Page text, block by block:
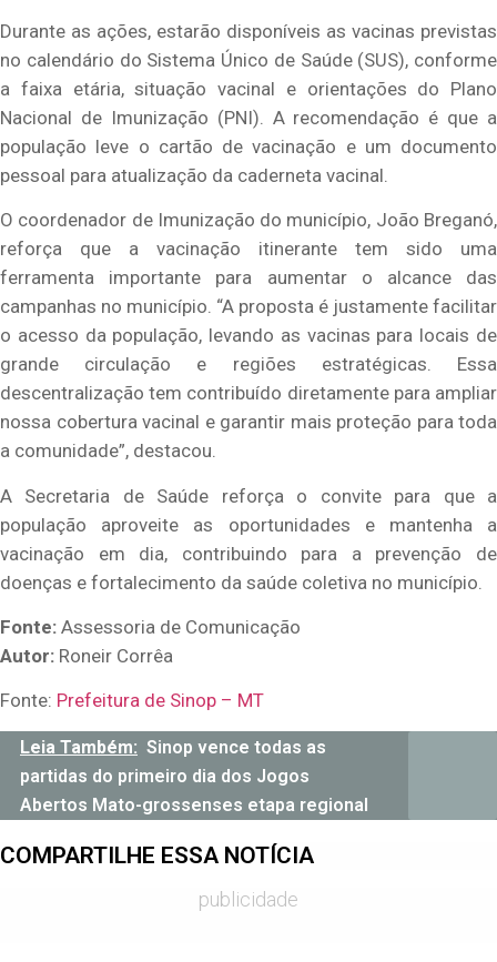
Durante as ações, estarão disponíveis as vacinas previstas
no calendário do Sistema Único de Saúde (SUS), conforme
a faixa etária, situação vacinal e orientações do Plano
Nacional de Imunização (PNI). A recomendação é que a
população leve o cartão de vacinação e um documento
pessoal para atualização da caderneta vacinal.
O coordenador de Imunização do município, João Breganó,
reforça que a vacinação itinerante tem sido uma
ferramenta importante para aumentar o alcance das
campanhas no município. “A proposta é justamente facilitar
o acesso da população, levando as vacinas para locais de
grande circulação e regiões estratégicas. Essa
descentralização tem contribuído diretamente para ampliar
nossa cobertura vacinal e garantir mais proteção para toda
a comunidade”, destacou.
A Secretaria de Saúde reforça o convite para que a
população aproveite as oportunidades e mantenha a
vacinação em dia, contribuindo para a prevenção de
doenças e fortalecimento da saúde coletiva no município.
Fonte: Assessoria de Comunicação
Autor: Roneir Corrêa
Fonte: Prefeitura de Sinop – MT
Leia Também: Sinop vence todas as
partidas do primeiro dia dos Jogos
Abertos Mato-grossenses etapa regional
COMPARTILHE ESSA NOTÍCIA
publicidade